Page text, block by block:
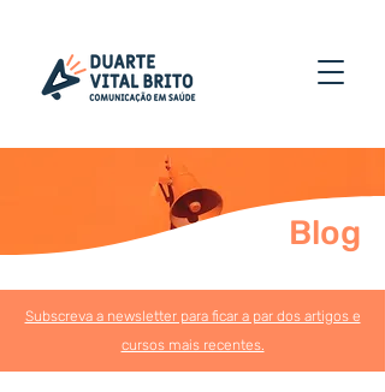
Blog
Subscreva a newsletter para ficar a par dos artigos e
cursos mais recentes.